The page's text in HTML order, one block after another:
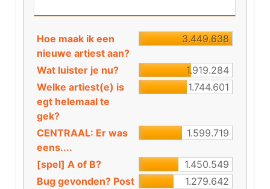
Hoe maak ik een
nieuwe artiest aan?
3.449.638
Wat luister je nu?
1.919.284
Welke artiest(e) is
egt helemaal te
gek?
1.744.601
CENTRAAL: Er was
eens....
1.599.719
[spel] A of B?
1.450.549
Bug gevonden? Post
1.279.642